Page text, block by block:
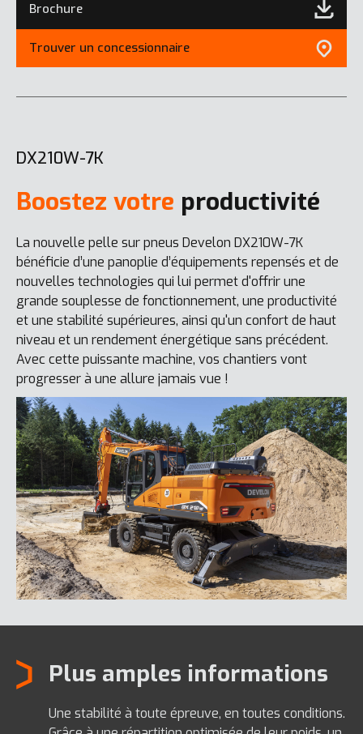
Brochure
Trouver un concessionnaire
DX210W-7K
Boostez votre productivité
La nouvelle pelle sur pneus Develon DX210W-7K
bénéficie d’une panoplie d’équipements repensés et de
nouvelles technologies qui lui permet d'offrir une
grande souplesse de fonctionnement, une productivité
et une stabilité supérieures, ainsi qu'un confort de haut
niveau et un rendement énergétique sans précédent.
Avec cette puissante machine, vos chantiers vont
progresser à une allure jamais vue !
Plus amples informations
Une stabilité à toute épreuve, en toutes conditions.